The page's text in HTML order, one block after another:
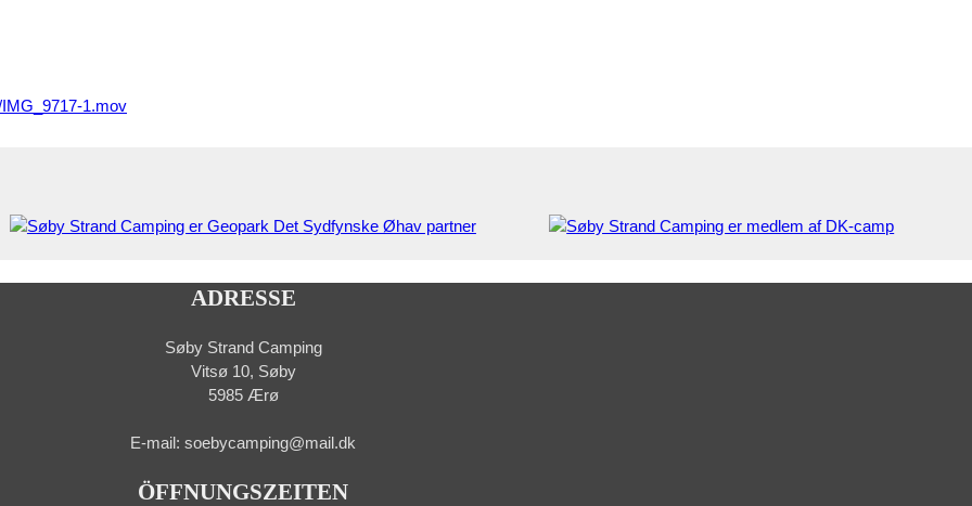
1.mov
ADRESSE
Søby Strand Camping
Vitsø 10, Søby
5985 Ærø
E-mail: soebycamping@mail.dk
ÖFFNUNGSZEITEN